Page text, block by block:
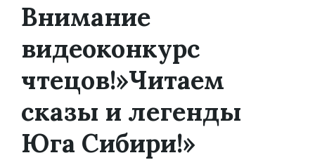
Внимание
видеоконкурс
чтецов!»Читаем
сказы и легенды
Юга Сибири!»